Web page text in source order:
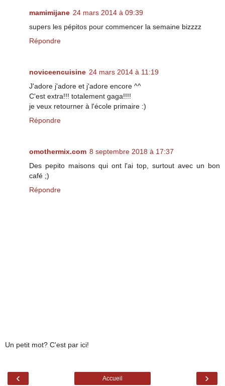
mamimijane 24 mars 2014 à 09:39
supers les pépitos pour commencer la semaine bizzzz
Répondre
noviceencuisine 24 mars 2014 à 11:19
J'adore j'adore et j'adore encore ^^
C'est extra!!! totalement gaga!!!!
je veux retourner à l'école primaire :)
Répondre
omothermix.com 8 septembre 2018 à 17:37
Des pepito maisons qui ont l'ai top, surtout avec un bon
café ;)
Répondre
Un petit mot? C'est par ici!
‹ ›
Accueil